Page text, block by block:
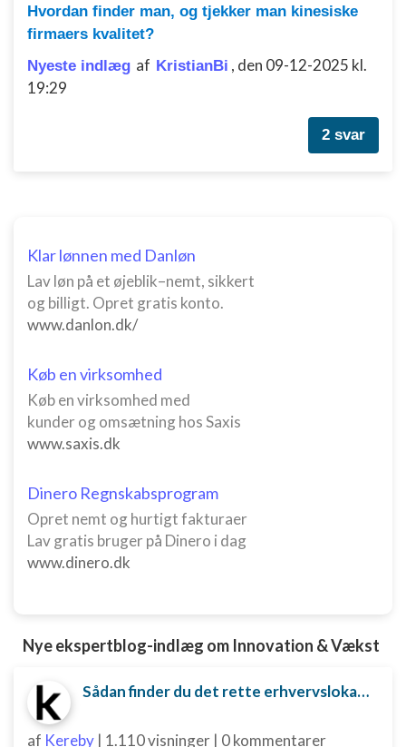
Hvordan finder man, og tjekker man kinesiske
firmaers kvalitet?
Nyeste indlæg af KristianBi , den 09-12-2025 kl.
19:29
2 svar
Klar lønnen med Danløn
Lav løn på et øjeblik–nemt, sikkert
og billigt. Opret gratis konto.
www.danlon.dk/
Køb en virksomhed
Køb en virksomhed med
kunder og omsætning hos Saxis
www.saxis.dk
Dinero Regnskabsprogram
Opret nemt og hurtigt fakturaer
Lav gratis bruger på Dinero i dag
www.dinero.dk
Nye ekspertblog-indlæg om Innovation & Vækst
Sådan finder du det rette erhvervslokale til din virksomhed
af Kereby | 1.110 visninger | 0 kommentarer
Udvikle og forbedre tjenester
indhold
IAB Special Features:
Ydeevne
Funktionel